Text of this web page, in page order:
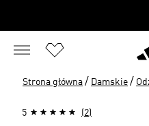
Strona główna / Damskie /
5 (2)